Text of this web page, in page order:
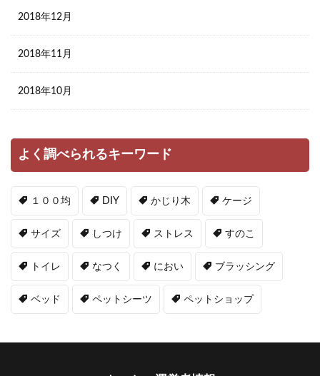
2018年12月
2018年11月
2018年10月
よく調べられるキーワード
１００均 DIY かじり木 ケージ
サイズ しつけ ストレス すのこ
トイレ なつく におい ブラッシング
ベッド ペットシーツ ペットショップ